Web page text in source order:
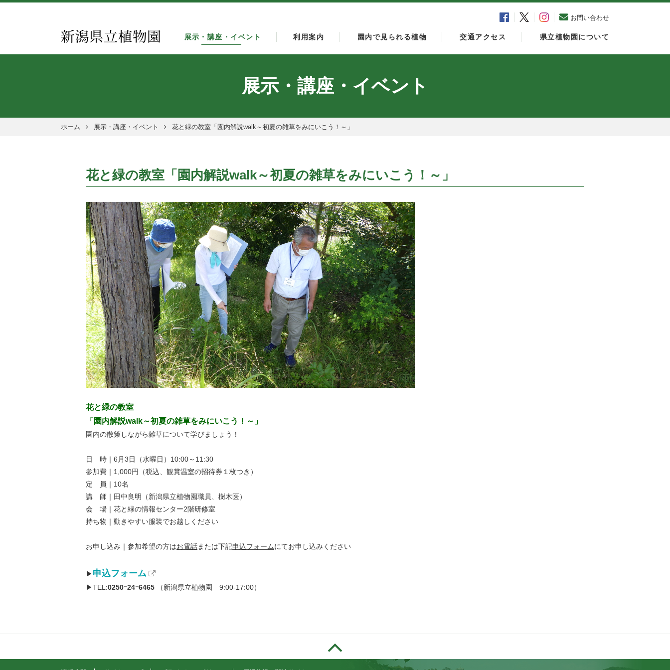
お問い合わせ
展示・講座・イベント 利用案内 園内で見られる植物 交通アクセス 県立植物園について
展示・講座・イベント
ホーム 展示・講座・イベント 花と緑の教室「園内解説walk～初夏の雑草をみにいこう！～」
花と緑の教室「園内解説walk～初夏の雑草をみにいこう！～」
花と緑の教室
「園内解説walk～初夏の雑草をみにいこう！～」
園内の散策しながら雑草について学びましょう！
日 時｜6月3日（水曜日）10:00～11:30
参加費｜1,000円（税込、観賞温室の招待券１枚つき）
定 員｜10名
講 師｜田中良明（新潟県立植物園職員、樹木医）
会 場｜花と緑の情報センター2階研修室
持ち物｜動きやすい服装でお越しください
お申し込み｜参加希望の方はお電話または下記申込フォームにてお申し込みください
▶ 申込フォーム
▶TEL:0250ｰ24ｰ6465 （新潟県立植物園 9:00-17:00）